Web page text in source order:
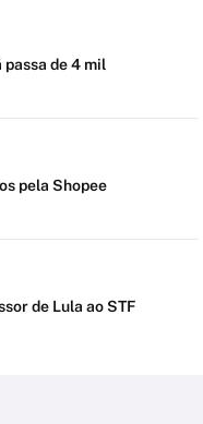
passa de 4 mil
pela Shopee
de Lula ao STF